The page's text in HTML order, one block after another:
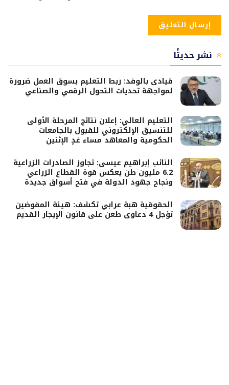
نشر حديثًا
قيادى بالوفد: ربط التعليم بسوق العمل ضرورة
لمواجهة تحديات التحول الرقمي والصناعي
التعليم العالي: إعلان نتائج المرحلة الأولى
للتنسيق الإلكتروني للقبول بالجامعات
الحكومية والمعاهد مساء غدٍ الإثنين
النائب إبراهيم عيسى: تجاوز الصادرات الزراعية
6.2 مليون طن يعكس قوة القطاع الزراعي
ونجاح جهود الدولة في فتح أسواق جديدة
الحقوقية هبة عرابي تكشف: هيئة المفوضين
تؤجل 4 دعاوى طعن على قانون الإيجار القديم